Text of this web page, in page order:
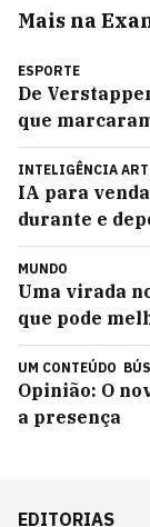
Mais na
ESPORTE
De
que
INTELIGÊNCIA
IA para
durante e
MUNDO
Uma virada
que pode
UM CONTEÚDO
Opinião: O
a presença
EDITORIAS